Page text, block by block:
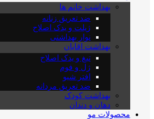
بهداشت خانم ها
ضد تعریق زنانه
ژیلت و یدک اصلاح
نوار بهداشتی
بهداشت اقایان
تیغ و یدک اصلاح
ژل و فوم
افتر شیو
ضد تعریق مردانه
بهداشت کودک
دهان و دندان
محصولات مو